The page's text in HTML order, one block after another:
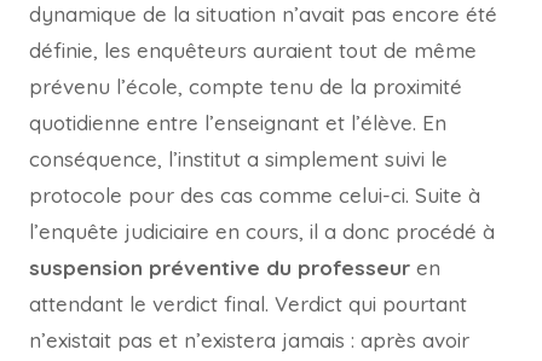
dynamique de la situation n’avait pas encore été
définie, les enquêteurs auraient tout de même
prévenu l’école, compte tenu de la proximité
quotidienne entre l’enseignant et l’élève. En
conséquence, l’institut a simplement suivi le
protocole pour des cas comme celui-ci. Suite à
l’enquête judiciaire en cours, il a donc procédé à
suspension préventive du professeur en
attendant le verdict final. Verdict qui pourtant
n’existait pas et n’existera jamais : après avoir